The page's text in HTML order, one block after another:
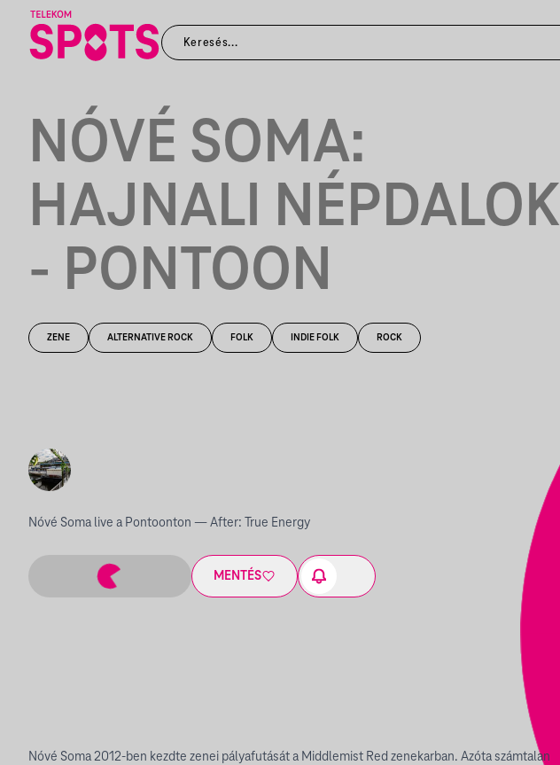
NÓVÉ SOMA:
HAJNALI NÉPDALOK
- PONTOON
ZENE ALTERNATIVE ROCK FOLK INDIE FOLK ROCK
Nóvé Soma live a Pontoonton — After: True Energy
MENTÉS
Nóvé Soma 2012-ben kezdte zenei pályafutását a Middlemist Red zenekarban. Azóta számtalan